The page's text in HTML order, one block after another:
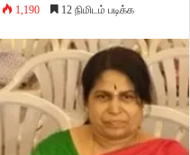
1,190 12 நிமிடம் படிக்க